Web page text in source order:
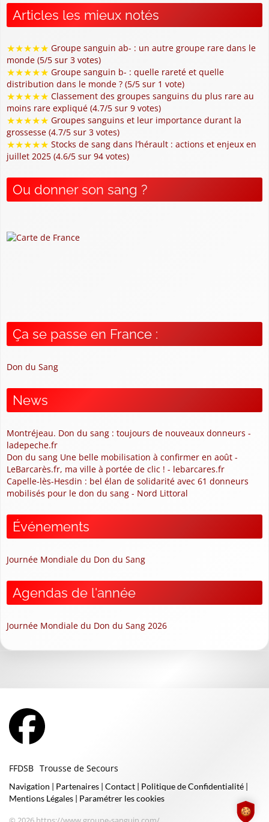
Articles les mieux notés
★★★★★ Groupe sanguin ab- : un autre groupe rare dans le
monde (5/5 sur 3 votes)
★★★★★ Groupe sanguin b- : quelle rareté et quelle
distribution dans le monde ? (5/5 sur 1 vote)
★★★★★ Classement des groupes sanguins du plus rare au
moins rare expliqué (4.7/5 sur 9 votes)
★★★★★ Groupes sanguins et leur importance durant la
grossesse (4.7/5 sur 3 votes)
★★★★★ Stocks de sang dans l’hérault : actions et enjeux en
juillet 2025 (4.6/5 sur 94 votes)
Ou donner son sang ?
Ça se passe en France :
Don du Sang
News
Montréjeau. Don du sang : toujours de nouveaux donneurs -
ladepeche.fr
Don du sang Une belle mobilisation à confirmer en août -
LeBarcarès.fr, ma ville à portée de clic ! - lebarcares.fr
Capelle-lès-Hesdin : bel élan de solidarité avec 61 donneurs
mobilisés pour le don du sang - Nord Littoral
Événements
Journée Mondiale du Don du Sang
Agendas de l'année
Journée Mondiale du Don du Sang 2026
FFDSB Trousse de Secours
Navigation | Partenaires | Contact | Politique de Confidentialité |
Mentions Légales | Paramétrer les cookies